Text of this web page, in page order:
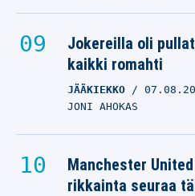
Jokereilla oli
kaikki romahti
JÄÄKIEKKO
JONI AHOKAS
Manchester
rikkainta seuraa